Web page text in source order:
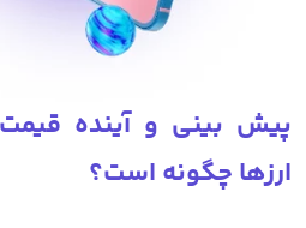
صرافی اوکی اکسچنج امکان خرید و فروش
برای کاربران خود فعال کرده است. هم
با کارمزد کم معامله خود را در اوکی
صرافی بهره مند شوند.
پیش بینی و آینده قیمت
ارزها چگونه است؟